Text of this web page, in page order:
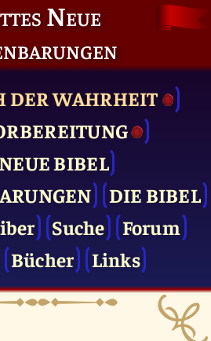
Neue
DER WAHRHEIT
BIBEL
DIE BIBEL
Suche
Forum
Bücher Links